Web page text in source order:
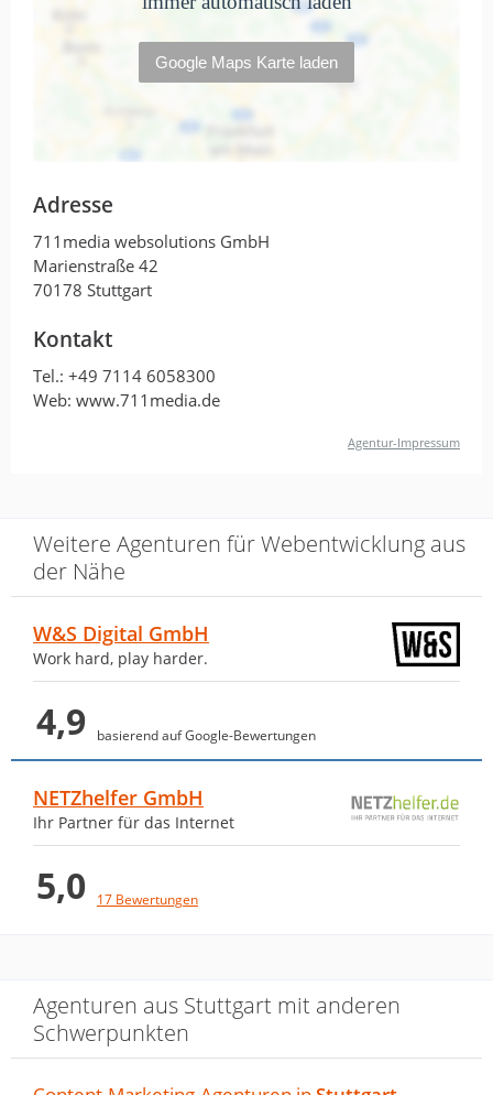
Professional, pünktlich, nettes
Team, sehr gute Konzepte und
Design!
von Marcin Szuba · 9. Februar 2022
Professional, pünktlich, nettes Team, sehr
gute Konzepte und Design!
Leider keine guten Erfahrungen
mit dieser Agentur gemacht.
Super nettes Team mit sehr guter
Erfahrung.
Reaktionsschnell und…
von Harun Coşkun · 29. Januar 2021
Erfahrung.
Reaktionsschnell und zuvorkommend.
Gute…
Adresse
711media websolutions GmbH
Marienstraße 42
70178 Stuttgart
Kontakt
Tel.: +49 7114 6058300
Web: www.711media.de
Agentur-Impressum
Weitere Agenturen für Webentwicklung aus
der Nähe
W&S Digital GmbH
Work hard, play harder.
4,9 basierend auf Google-Bewertungen
NETZhelfer GmbH
Ihr Partner für das Internet
5,0 17 Bewertungen
Agenturen aus Stuttgart mit anderen
Schwerpunkten